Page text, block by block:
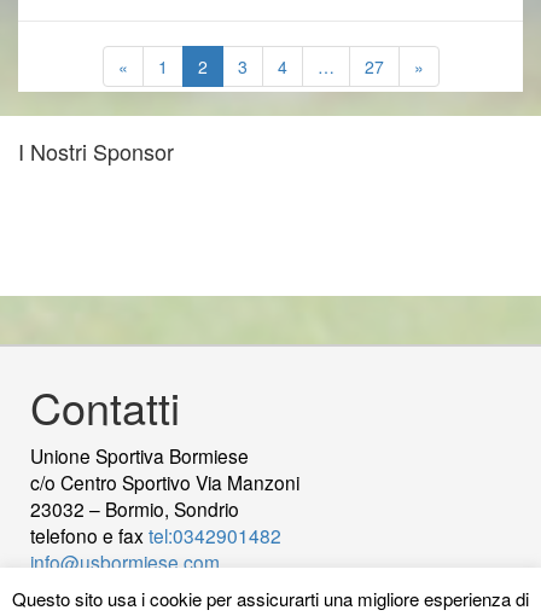
« 1 2 3 4 … 27 »
I Nostri Sponsor
Contatti
Unione Sportiva Bormiese
c/o Centro Sportivo Via Manzoni
23032 – Bormio, Sondrio
telefono e faxtel:0342901482
info@usbormiese.com
P.Iva 00422230144 - C.Fiscale 92000820149
Questo sito usa i cookie per assicurarti una migliore esperienza di